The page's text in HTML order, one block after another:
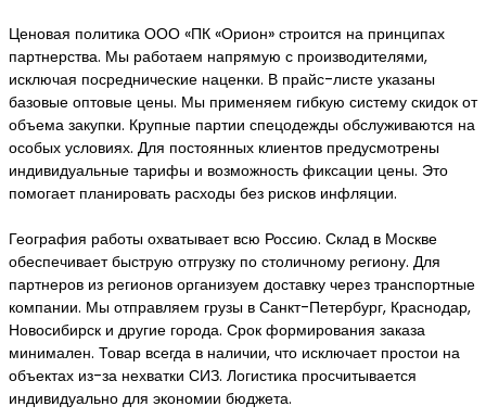
Ценовая политика ООО «ПК «Орион» строится на принципах
партнерства. Мы работаем напрямую с производителями,
исключая посреднические наценки. В прайс-листе указаны
базовые оптовые цены. Мы применяем гибкую систему скидок от
объема закупки. Крупные партии спецодежды обслуживаются на
особых условиях. Для постоянных клиентов предусмотрены
индивидуальные тарифы и возможность фиксации цены. Это
помогает планировать расходы без рисков инфляции.
География работы охватывает всю Россию. Склад в Москве
обеспечивает быструю отгрузку по столичному региону. Для
партнеров из регионов организуем доставку через транспортные
компании. Мы отправляем грузы в Санкт-Петербург, Краснодар,
Новосибирск и другие города. Срок формирования заказа
минимален. Товар всегда в наличии, что исключает простои на
объектах из-за нехватки СИЗ. Логистика просчитывается
индивидуально для экономии бюджета.